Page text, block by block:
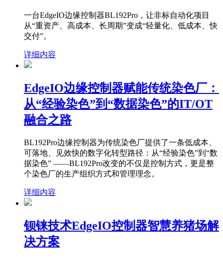
一台EdgeIO边缘控制器BL192Pro，让非标自动化项目
从“重资产、高成本、长周期”变成“轻量化、低成本、快
交付”。
详细内容
EdgeIO边缘控制器赋能传统染色厂：
从“经验染色”到“数据染色”的IT/OT
融合之路
BL192Pro边缘控制器为传统染色厂提供了一条低成本、
可落地、见效快的数字化转型路径：从“经验染色”到“数
据染色” ——BL192Pro改变的不仅是控制方式，更是整
个染色厂的生产组织方式和管理理念。
详细内容
钡铼技术EdgeIO控制器智慧养猪场解
决方案